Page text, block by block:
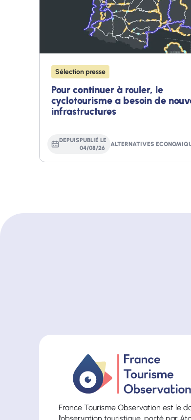
Sélection presse
Pour continuer à rouler, le
cyclotourisme a besoin de
infrastructures
DEPUISPUBLIÉ LE
04/08/26
ALTERNATIVES
France Tourisme Observation est le